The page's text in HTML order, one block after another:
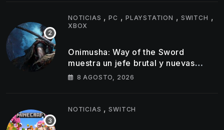
NOTICIAS ,PC ,PLAYSTATION , SWITCH ,
XBOX
Onimusha: Way of the Sword
muestra un jefe brutal y nuevas
armas Oni en su último tráiler
8 AGOSTO, 2026
NOTICIAS ,SWITCH